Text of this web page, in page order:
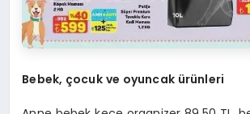
Bebek, çocuk ve oyuncak ürünleri